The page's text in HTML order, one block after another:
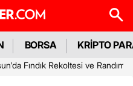
BORSA KRİPTO
Fındık Rekoltesi ve